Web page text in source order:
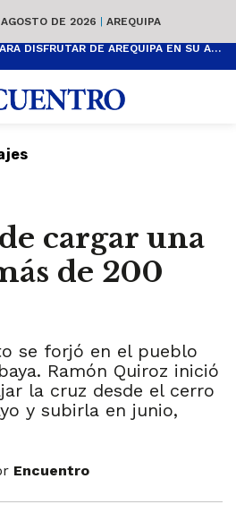
DE 2026 | AREQUIPA
ACTIVIDADES GRATUITAS PARA DISFRUTAR DE AREQUIPA EN SU ANIVERSARIO
cargar una
de 200
se forjó en el pueblo
Ramón Quiroz inició
la cruz desde el cerro
y subirla en junio,
Encuentro